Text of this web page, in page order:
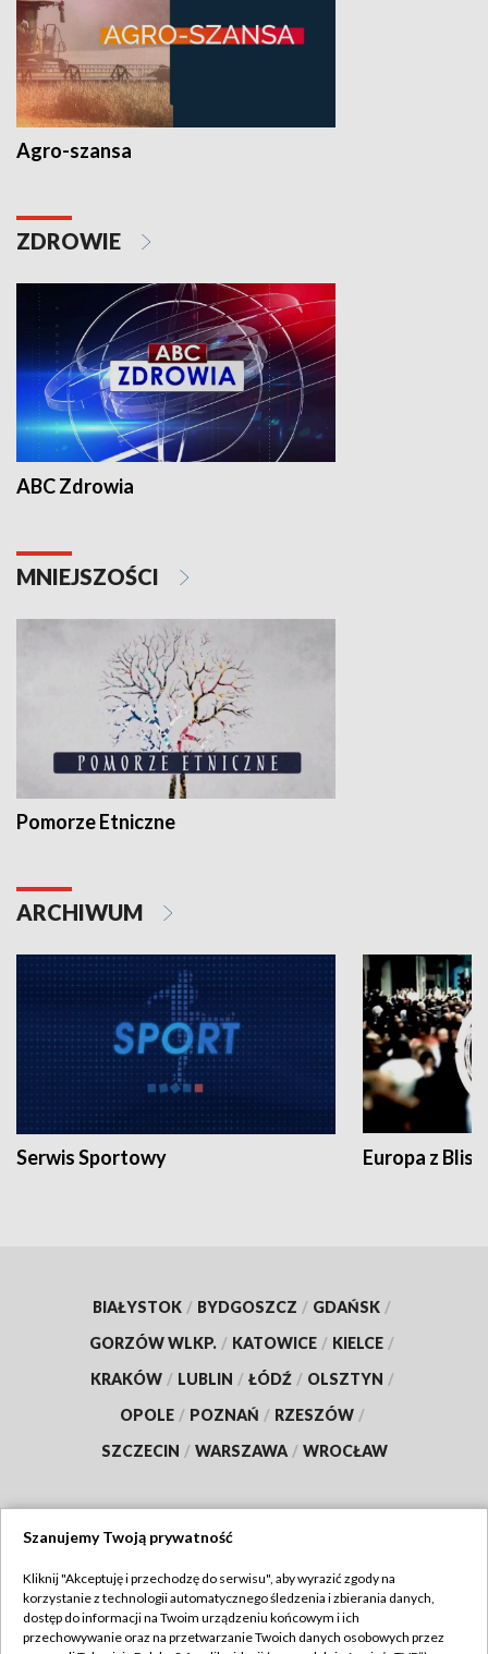
Agro-szansa
ZDROWIE
ABC Zdrowia
MNIEJSZOŚCI
Pomorze Etniczne
ARCHIWUM
Serwis Sportowy Europa z
BIAŁYSTOK / BYDGOSZCZ / GDAŃSK /
GORZÓW WLKP. / KATOWICE / KIELCE /
KRAKÓW / LUBLIN / ŁÓDŹ / OLSZTYN /
OPOLE / POZNAŃ / RZESZÓW /
SZCZECIN / WARSZAWA / WROCŁAW
TVP
Abonament TVP
Regulamin TVP
Szanujemy Twoją prywatność
Kliknij "Akceptuję i przechodzę do serwisu", aby wyrazić zgody na
korzystanie z technologii automatycznego śledzenia i zbierania danych,
dostęp do informacji na Twoim urządzeniu końcowym i ich
przechowywanie oraz na przetwarzanie Twoich danych osobowych przez